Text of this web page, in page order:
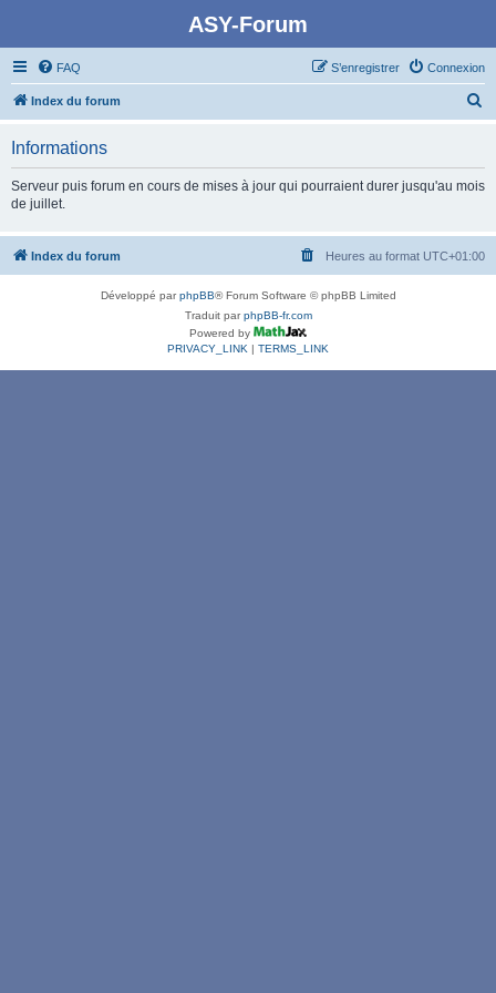
ASY-Forum
FAQ Connexion
S’enregistrer
Index du forum
c
Informations
Serveur puis forum en cours de mises à jour qui pourraient durer jusqu'au mois
de juillet.
Index du forum Heures au format UTC+01:00
Développé parphpBB® Forum Software © phpBB Limited
Traduit parphpBB-fr.com
Powered by
PRIVACY_LINK | TERMS_LINK